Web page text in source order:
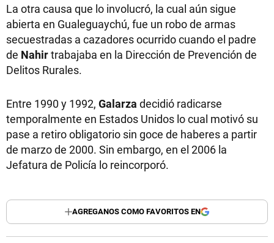
La otra causa que lo involucró, la cual aún sigue
abierta en Gualeguaychú, fue un robo de armas
secuestradas a cazadores ocurrido cuando el padre
de Nahirtrabajaba en la Dirección de Prevención de
Delitos Rurales.
Entre 1990 y 1992, Galarza decidió radicarse
temporalmente en Estados Unidos lo cual motivó su
pase a retiro obligatorio sin goce de haberes a partir
de marzo de 2000. Sin embargo, en el 2006 la
Jefatura de Policía lo reincorporó.
AGREGANOS COMO FAVORITOS EN